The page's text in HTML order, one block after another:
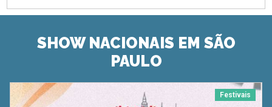
SHOW NACIONAIS EM SÃO
PAULO
Festivais